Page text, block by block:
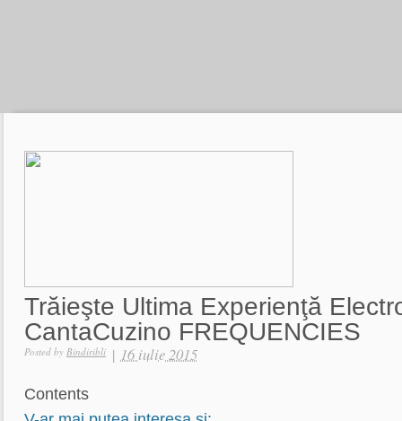
Trăieşte Ultima Experienţă
CantaCuzino FREQUENCIES
Posted by Bindiribli | 16 iulie 2015
Contents